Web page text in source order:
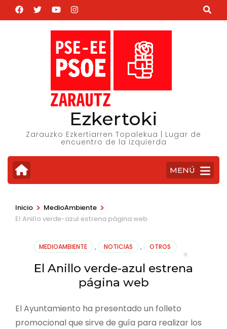
Saltar
al
Ezkertoki
Zarauzko Ezkertiarren Topalekua | Lugar de
encuentro de la izquierda
MENÚ
Inicio > MedioAmbiente >
El Anillo verde-azul estrena página web
MEDIOAMBIENTE , NOTICIAS , OTROS
El Anillo verde-azul estrena
página web
El Ayuntamiento ha presentado un folleto
promocional que sirve de guía para realizar los